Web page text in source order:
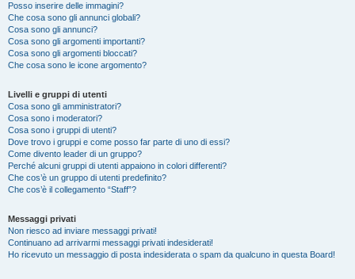
Posso inserire delle immagini?
Che cosa sono gli annunci globali?
Cosa sono gli annunci?
Cosa sono gli argomenti importanti?
Cosa sono gli argomenti bloccati?
Che cosa sono le icone argomento?
Livelli e gruppi di utenti
Cosa sono gli amministratori?
Cosa sono i moderatori?
Cosa sono i gruppi di utenti?
Dove trovo i gruppi e come posso far parte di uno di essi?
Come divento leader di un gruppo?
Perché alcuni gruppi di utenti appaiono in colori differenti?
Che cos’è un gruppo di utenti predefinito?
Che cos’è il collegamento “Staff”?
Messaggi privati
Non riesco ad inviare messaggi privati!
Continuano ad arrivarmi messaggi privati indesiderati!
Ho ricevuto un messaggio di posta indesiderata o spam da qualcuno in questa Board!